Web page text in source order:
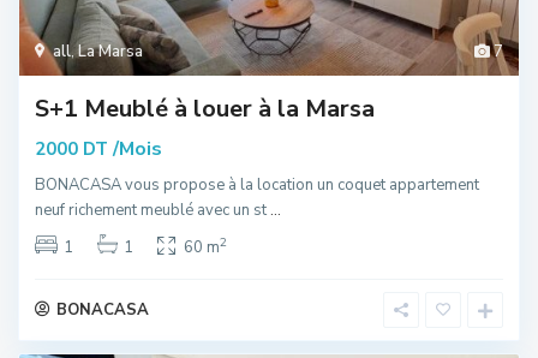
7
all,La Marsa
S+1 Meublé à louer à la Marsa
2000 DT /Mois
BONACASA vous propose à la location un coquet appartement
neuf richement meublé avec un st...
1
1 60 m2
BONACASA